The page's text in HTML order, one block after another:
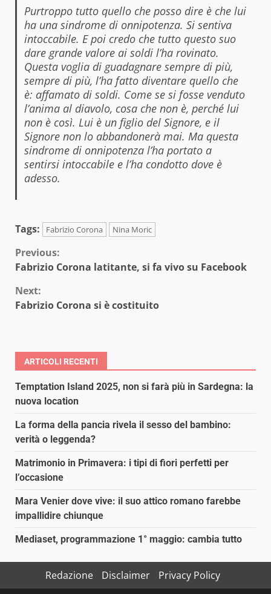
Purtroppo tutto quello che posso dire è che lui
ha una sindrome di onnipotenza. Si sentiva
intoccabile. E poi credo che tutto questo suo
dare grande valore ai soldi l’ha rovinato.
Questa voglia di guadagnare sempre di più,
sempre di più, l’ha fatto diventare quello che
è: affamato di soldi. Come se si fosse venduto
l’anima al diavolo, cosa che non è, perché lui
non è così. Lui è un figlio del Signore, e il
Signore non lo abbandonerà mai. Ma questa
sindrome di onnipotenza l’ha portato a
sentirsi intoccabile e l’ha condotto dove è
adesso.
Tags: Fabrizio Corona Nina Moric
Continue
Previous:
Fabrizio Corona latitante, si fa vivo su Facebook
Next:
Fabrizio Corona si è costituito
ARTICOLI RECENTI
Temptation Island 2025, non si farà più in Sardegna: la
nuova location
La forma della pancia rivela il sesso del bambino:
verità o leggenda?
Matrimonio in Primavera: i tipi di fiori perfetti per
l’occasione
Mara Venier dove vive: il suo attico romano farebbe
impallidire chiunque
Mediaset, programmazione 1° maggio: cambia tutto
Redazione Disclaimer Privacy Policy